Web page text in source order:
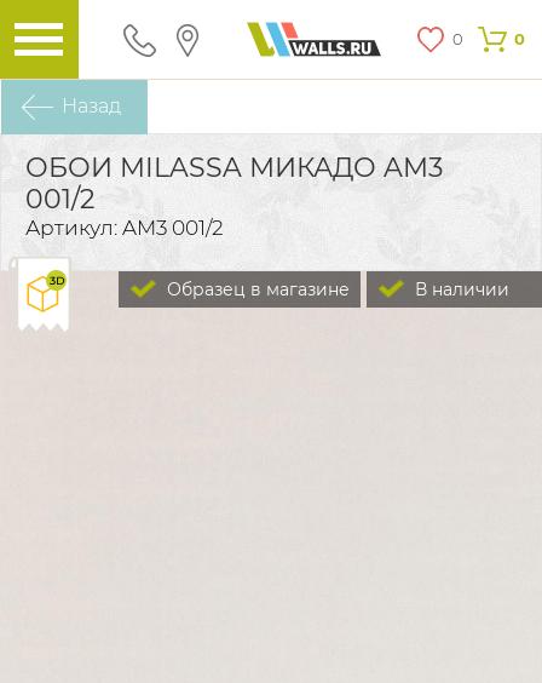
0 0
Назад
ОБОИ MILASSA МИКАДО AM3
001/2
Артикул: AM3 001/2
В наличии
Образец в магазине